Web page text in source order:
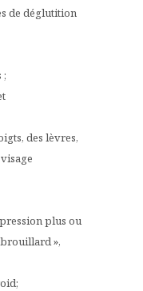
de déglutition
;
des lèvres,
plus ou
brouillard »,